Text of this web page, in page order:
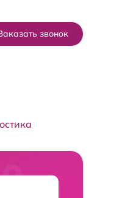
звонок